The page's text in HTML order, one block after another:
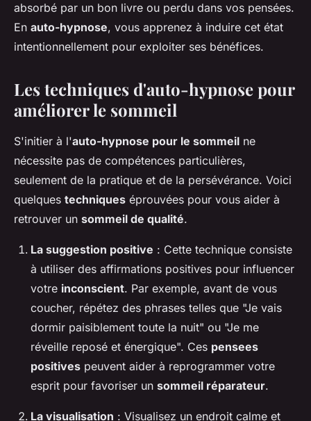
absorbé par un bon livre ou perdu dans vos pensées.
En auto-hypnose, vous apprenez à induire cet état
intentionnellement pour exploiter ses bénéfices.
Les techniques d'auto-hypnose pour
améliorer le sommeil
S'initier à l'auto-hypnose pour le sommeil ne
nécessite pas de compétences particulières,
seulement de la pratique et de la persévérance. Voici
quelques techniques éprouvées pour vous aider à
retrouver un sommeil de qualité.
La suggestion positive : Cette technique consiste
à utiliser des affirmations positives pour influencer
votre inconscient. Par exemple, avant de vous
coucher, répétez des phrases telles que "Je vais
dormir paisiblement toute la nuit" ou "Je me
réveille reposé et énergique". Ces pensees
positives peuvent aider à reprogrammer votre
esprit pour favoriser un sommeil réparateur.
La visualisation : Visualisez un endroit calme et